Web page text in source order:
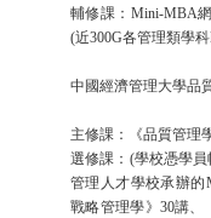
輔修課：Mini-MBA
(近300G各管理類學
中國經濟管理大學品
主修課：《品質管理
選修課：(學校憑學
管理人才學校承辦
戰略管理學》30講、